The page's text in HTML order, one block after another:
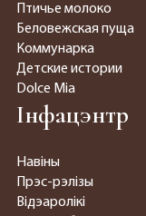
Птичье молоко
Беловежская пуща
Коммунарка
Детские истории
Dolce Mia
Інфацэнтр
Навіны
Прэс-рэлізы
Відэаролікі